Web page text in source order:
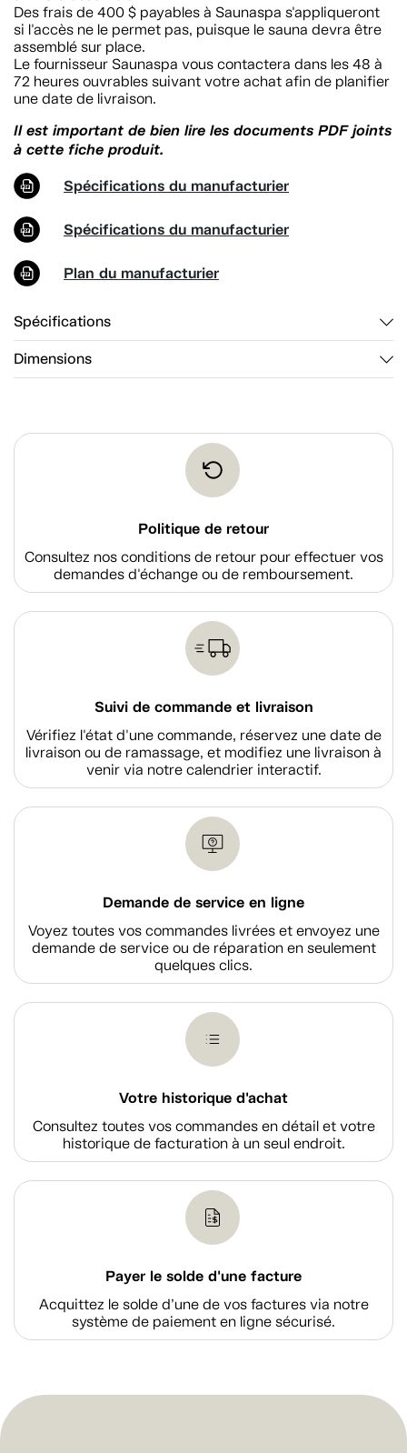
Des frais de 400 $ payables à Saunaspa s'appliqueront
si l'accès ne le permet pas, puisque le sauna devra être
assemblé sur place.
Le fournisseur Saunaspa vous contactera dans les 48 à
72 heures ouvrables suivant votre achat afin de planifier
une date de livraison.
Il est important de bien lire les documents PDF joints
à cette fiche produit.
Spécifications du manufacturier
Spécifications du manufacturier
Plan du manufacturier
Spécifications
Dimensions
Politique de retour
Consultez nos conditions de retour pour effectuer vos
demandes d'échange ou de remboursement.
Suivi de commande et livraison
Vérifiez l'état d'une commande, réservez une date de
livraison ou de ramassage, et modifiez une livraison à
venir via notre calendrier interactif.
Demande de service en ligne
Voyez toutes vos commandes livrées et envoyez une
demande de service ou de réparation en seulement
quelques clics.
Votre historique d'achat
Consultez toutes vos commandes en détail et votre
historique de facturation à un seul endroit.
Payer le solde d'une facture
Acquittez le solde d’une de vos factures via notre
système de paiement en ligne sécurisé.